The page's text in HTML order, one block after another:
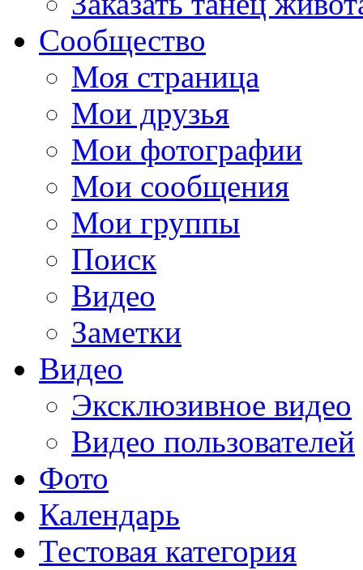
Сообщество
Моя страница
Мои друзья
Мои фотографии
Мои сообщения
Мои группы
Поиск
Видео
Заметки
Видео
Эксклюзивное видео
Видео пользователей
Фото
Календарь
Тестовая категория